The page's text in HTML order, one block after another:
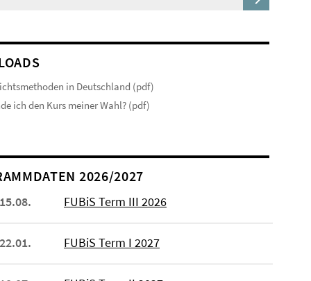
in Deutschland (pdf)
ich den Kurs meiner Wahl? (pdf)
2026/2027
FUBiS Term III 2026
FUBiS Term I 2027